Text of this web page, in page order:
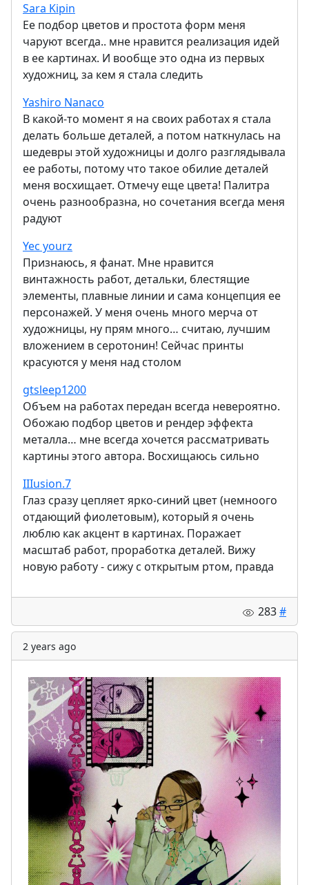
Sara Kipin
Ее подбор цветов и простота форм меня
чаруют всегда.. мне нравится реализация идей
в ее картинах. И вообще это одна из первых
художниц, за кем я стала следить
Yashiro Nanaco
В какой-то момент я на своих работах я стала
делать больше деталей, а потом наткнулась на
шедевры этой художницы и долго разглядывала
ее работы, потому что такое обилие деталей
меня восхищает. Отмечу еще цвета! Палитра
очень разнообразна, но сочетания всегда меня
радуют
Yec yourz
Признаюсь, я фанат. Мне нравится
винтажность работ, детальки, блестящие
элементы, плавные линии и сама концепция ее
персонажей. У меня очень много мерча от
художницы, ну прям много… считаю, лучшим
вложением в серотонин! Сейчас принты
красуются у меня над столом
gtsleep1200
Объем на работах передан всегда невероятно.
Обожаю подбор цветов и рендер эффекта
металла… мне всегда хочется рассматривать
картины этого автора. Восхищаюсь сильно
IIIusion.7
Глаз сразу цепляет ярко-синий цвет (немноого
отдающий фиолетовым), который я очень
люблю как акцент в картинах. Поражает
масштаб работ, проработка деталей. Вижу
новую работу - сижу с открытым ртом, правда
283#
2 years ago